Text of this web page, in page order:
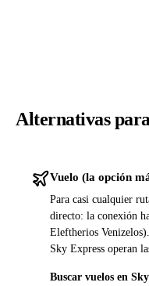
Alternativas
Vuelo (la opción
Para casi cualquier
directo: la conexión
Eleftherios
Sky Express operan
Buscar vuelos en